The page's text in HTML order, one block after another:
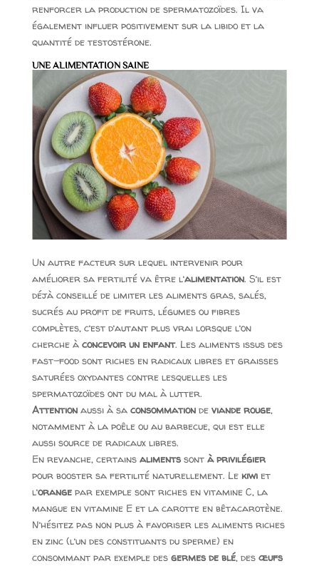
renforcer la production de spermatozoïdes. Il va
également influer positivement sur la libido et la
quantité de testostérone.
UNE ALIMENTATION SAINE
Un autre facteur sur lequel intervenir pour
améliorer sa fertilité va être l’alimentation. S’il est
déjà conseillé de limiter les aliments gras, salés,
sucrés au profit de fruits, légumes ou fibres
complètes, c’est d’autant plus vrai lorsque l’on
cherche à concevoir un enfant. Les aliments issus des
fast-food sont riches en radicaux libres et graisses
saturées oxydantes contre lesquelles les
spermatozoïdes ont du mal à lutter.
Attention aussi à sa consommation deviande rouge,
notamment à la poêle ou au barbecue, qui est elle
aussi source de radicaux libres.
En revanche, certains aliments sontà privilégier
pour booster sa fertilité naturellement. Le kiwi et
l’orange par exemple sont riches en vitamine C, la
mangue en vitamine E et la carotte en bêtacarotène.
N’hésitez pas non plus à favoriser les aliments riches
en zinc (l’un des constituants du sperme) en
consommant par exemple des germes de blé, des œufs